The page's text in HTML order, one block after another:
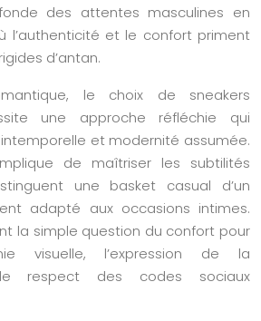
des attentes masculines en
l’authenticité et le confort priment
d’antan.
le choix de sneakers
une approche réfléchie qui
et modernité assumée.
de maîtriser les subtilités
une basket casual d’un
adapté aux occasions intimes.
la simple question du confort pour
visuelle, l’expression de la
respect des codes sociaux